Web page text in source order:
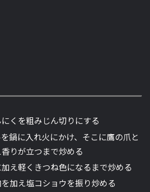
くを粗みじん切りにする
鍋に入れ火にかけ、そこに鷹の爪と
りが立つまで炒める
え軽くきつね色になるまで炒める
加え塩コショウを振り炒める